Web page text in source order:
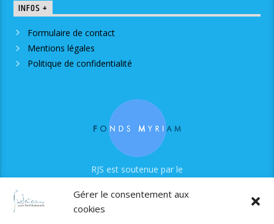
Gérer le consentement aux
cookies
INFOS +
Formulaire de contact
Mentions légales
Politique de confidentialité
RJS est soutenue par le